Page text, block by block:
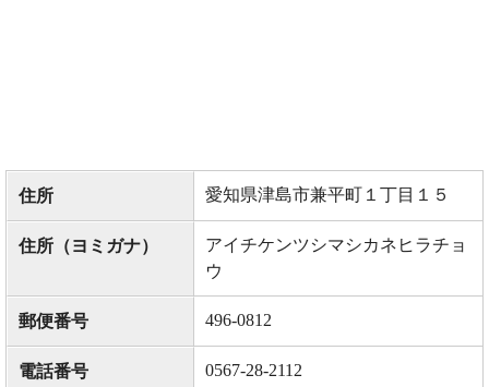
住所 愛知県津島市兼平町１丁目１５
住所（ヨミガナ）
アイチケンツシマシカネヒラチョ
ウ
郵便番号 496-0812
電話番号 0567-28-2112